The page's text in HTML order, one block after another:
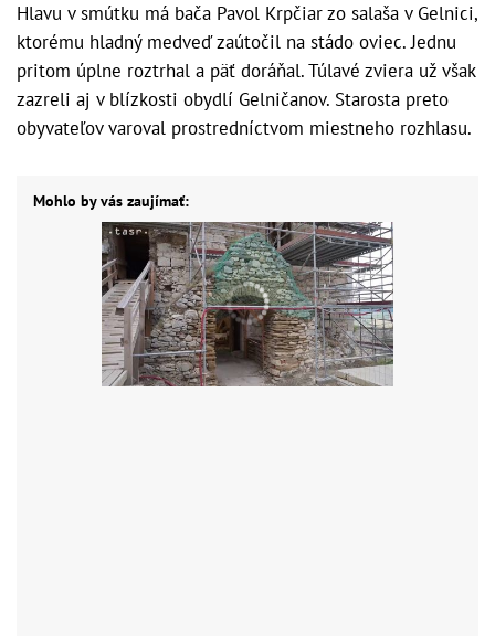
Hlavu v smútku má bača Pavol Krpčiar zo salaša v Gelnici,
ktorému hladný medveď zaútočil na stádo oviec. Jednu
pritom úplne roztrhal a päť doráňal. Túlavé zviera už však
zazreli aj v blízkosti obydlí Gelničanov. Starosta preto
obyvateľov varoval prostredníctvom miestneho rozhlasu.
Mohlo by vás zaujímať: